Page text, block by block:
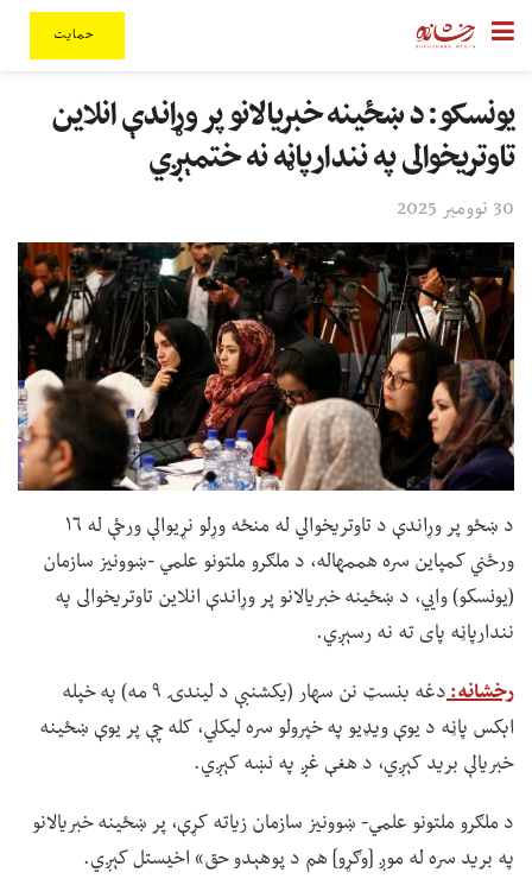
حمایت
یونسکو: د ښځینه خبریالانو پر وړاندې انلاین
تاوتریخوالی په نندارپاڼه نه ختمېږي
30 نوومبر 2025
د ښځو پر وړاندې د تاوتریخوالي له منځه وړلو نړیوالې ورځې له ۱۶
ورځني کمپاین سره هممهاله، د ملګرو ملتونو علمي -ښوونیز سازمان
(یونسکو) وايي، د ښځینه خبریالانو پر وړاندې انلاین تاوتریخوالی په
نندارپاڼه پای ته نه رسېږي.
رخشانه:
دغه بنسټ نن سهار (یکشنبې د لیندۍ ۹ مه) په خپله
اېکس پاڼه د یوې ویډیو په خپرولو سره لیکلي، کله چې پر یوې ښځینه
خبریالې برید کېږي، د هغې غږ په نښه کېږي.
د ملګرو ملتونو علمي- ښوونیز سازمان زیاته کړې، پر ښځینه خبریالانو
په برید سره له موږ [وګړو] هم د پوهېدو حق» اخیستل کېږي.